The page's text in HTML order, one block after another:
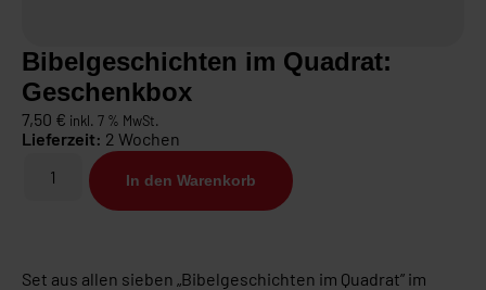
Bibelgeschichten im Quadrat:
Geschenkbox
7,50 € inkl. 7 % MwSt.
Lieferzeit: 2 Wochen
In den Warenkorb
Set aus allen sieben „Bibelgeschichten im Quadrat” im